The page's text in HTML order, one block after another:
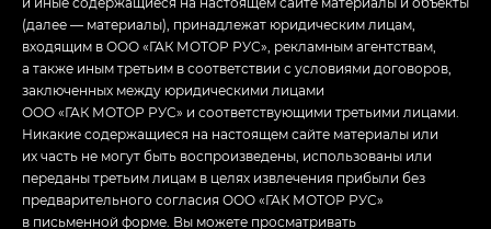
(далее — материалы), принадлежат юридическим лицам,
входящим в ООО «ГАК МОТОР РУС», рекламным агентствам,
а также иным третьим в соответствии с условиями договоров,
заключенных между юридическими лицами
ООО «ГАК МОТОР РУС» и соответствующими третьими лицами.
Никакие содержащиеся на настоящем сайте материалы или
их часть не могут быть воспроизведены, использованы или
переданы третьим лицам в целях извлечения прибыли без
предварительного согласия ООО «ГАК МОТОР РУС»
в письменной форме. Вы можете просматривать